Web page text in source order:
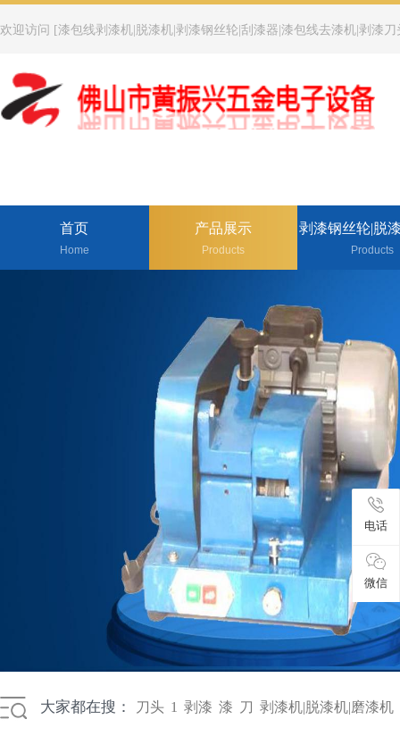
欢迎访问 [漆包线剥漆机|脱漆机|剥漆钢丝轮|刮漆器|漆包线去漆机|剥漆
首页
Home
产品展示
Products
剥漆钢丝轮|脱
Products
电话
微信
大家都在搜： 刀头 1 剥漆 漆 刀 剥漆机|脱漆机|磨漆机